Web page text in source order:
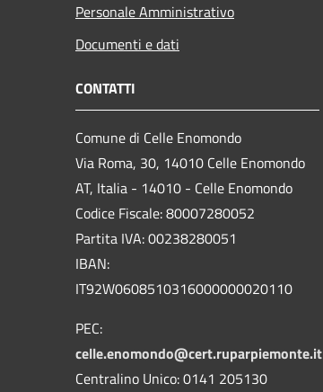
Personale Amministrativo
Documenti e dati
CONTATTI
Comune di Celle Enomondo
Via Roma, 30, 14010 Celle Enomondo
AT, Italia - 14010 - Celle Enomondo
Codice Fiscale: 80007280052
Partita IVA: 00238280051
IBAN:
IT92W0608510316000000020110
PEC:
celle.enomondo@cert.ruparpiemonte.it
Centralino Unico: 0141 205130